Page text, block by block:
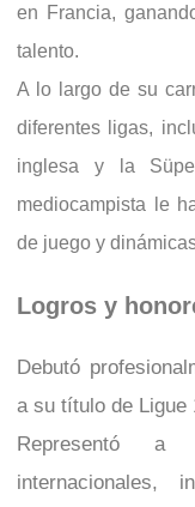
en Francia,
talento.
A lo largo de su
diferentes ligas,
inglesa y la
mediocampista le
de juego y
Logros y
Debutó
a su título de Ligue
Representó a
internacionales,